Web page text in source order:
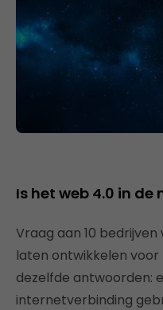
Is het web 4.0 in de
Vraag aan 10
laten ontwikkelen voor
dezelfde antwoorden:
internetverbinding